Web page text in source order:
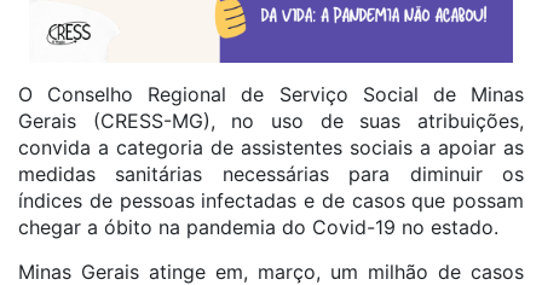
O Conselho Regional de Serviço Social de Minas
Gerais (CRESS-MG), no uso de suas atribuições,
convida a categoria de assistentes sociais a apoiar as
medidas sanitárias necessárias para diminuir os
índices de pessoas infectadas e de casos que possam
chegar a óbito na pandemia do Covid-19 no estado.
Minas Gerais atinge em, março, um milhão de casos